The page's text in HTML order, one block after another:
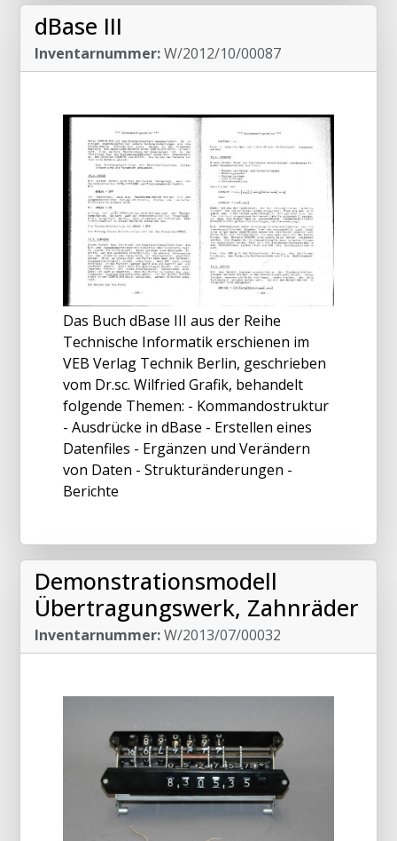
dBase III
Inventarnummer:W/2012/10/00087
Das Buch dBase III aus der Reihe
Technische Informatik erschienen im
VEB Verlag Technik Berlin, geschrieben
vom Dr.sc. Wilfried Grafik, behandelt
folgende Themen: - Kommandostruktur
- Ausdrücke in dBase - Erstellen eines
Datenfiles - Ergänzen und Verändern
von Daten - Strukturänderungen -
Berichte
Demonstrationsmodell
Übertragungswerk, Zahnräder
Inventarnummer:W/2013/07/00032